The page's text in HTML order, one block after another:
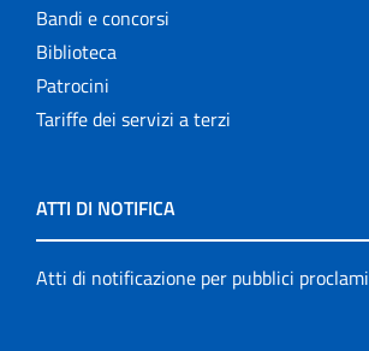
Bandi e concorsi
Biblioteca
Patrocini
Tariffe dei servizi a terzi
ATTI DI NOTIFICA
Atti di notificazione per pubblici proclami